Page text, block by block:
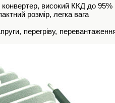
високий ККД до 95%
розмір, легка вага
перегріву,